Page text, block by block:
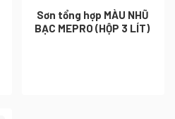
Sơn tổng hợp MÀU NHŨ
BẠC MEPRO (HỘP 3 LÍT)